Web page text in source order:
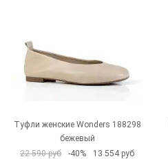
Туфли женские Wonders 188298
бежевый
22 590 руб
-40% 13 554 руб